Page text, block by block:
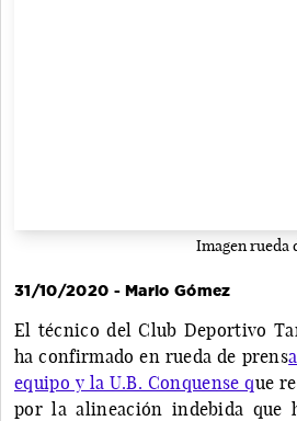
Imagen rueda
31/10/2020 - Mario Gómez
El técnico del Club Deportivo
ha confirmado en rueda de prens
equipo y la U.B. Conquense que
por la alineación indebida que